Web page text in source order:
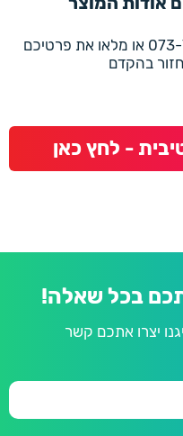
התקשרו אלינו למספר 073-7597187 או מלאו את פרטיכם
בהקדם
- לחץ כאן
בכל שאלה!
יצרו אתכם קשר